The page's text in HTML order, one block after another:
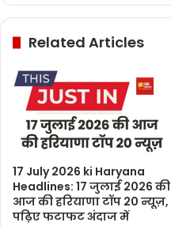
Related Articles
17 July 2026 ki Haryana
Headlines: 17 जुलाई 2026 की
आज की हरियाणा टॉप 20 न्यूज़,
पढ़िए फटाफट अंदाज में